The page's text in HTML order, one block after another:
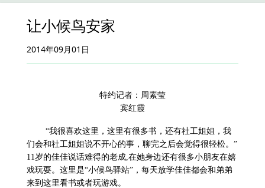
让小候鸟安家
2014年09月01日
特约记者：周素莹
宾红霞
“我很喜欢这里，这里有很多书，还有社工姐姐，我
们会和社工姐姐说不开心的事，聊完之后会觉得很轻松。”
11岁的佳佳说话难得的老成, 在她身边还有很多小朋友在嬉
戏玩耍。这里是“小候鸟驿站”，每天放学佳佳都会和弟弟
来到这里看书或者玩游戏。